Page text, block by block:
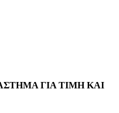
ΓΙΑ ΤΙΜΗ ΚΑΙ